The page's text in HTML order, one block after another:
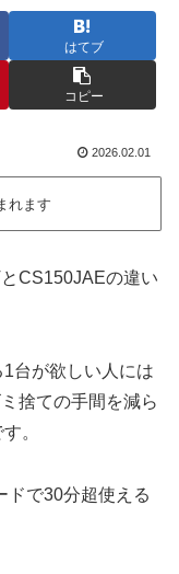
はてブ
コピー
2026.02.01
れます
CS150JAEの違い
台が欲しい人には
捨ての手間を減ら
。
ドで30分超使える